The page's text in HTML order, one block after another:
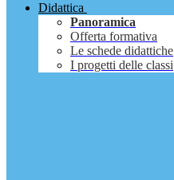
Didattica
Panoramica
Offerta formativa
Le schede didattiche
I progetti delle classi